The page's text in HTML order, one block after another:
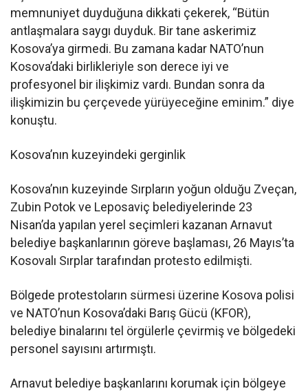
memnuniyet duyduğuna dikkati çekerek, “Bütün
antlaşmalara saygı duyduk. Bir tane askerimiz
Kosova’ya girmedi. Bu zamana kadar NATO’nun
Kosova’daki birlikleriyle son derece iyi ve
profesyonel bir ilişkimiz vardı. Bundan sonra da
ilişkimizin bu çerçevede yürüyeceğine eminim.” diye
konuştu.
Kosova’nın kuzeyindeki gerginlik
Kosova’nın kuzeyinde Sırpların yoğun olduğu Zveçan,
Zubin Potok ve Leposaviç belediyelerinde 23
Nisan’da yapılan yerel seçimleri kazanan Arnavut
belediye başkanlarının göreve başlaması, 26 Mayıs’ta
Kosovalı Sırplar tarafından protesto edilmişti.
Bölgede protestoların sürmesi üzerine Kosova polisi
ve NATO’nun Kosova’daki Barış Gücü (KFOR),
belediye binalarını tel örgülerle çevirmiş ve bölgedeki
personel sayısını artırmıştı.
Arnavut belediye başkanlarını korumak için bölgeye